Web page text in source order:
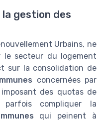
la gestion des
Urbains, ne
le secteur du logement
sur la consolidation de
concernées par
des quotas de
compliquer la
qui peinent à